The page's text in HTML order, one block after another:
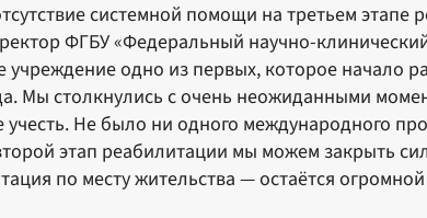
системной помощи на третьем этапе
ФГБУ «Федеральный научно-
одно из первых, которое начало
Мы столкнулись с очень неожиданными
Не было ни одного международного
этап реабилитации мы можем закрыть
по месту жительства — остаётся